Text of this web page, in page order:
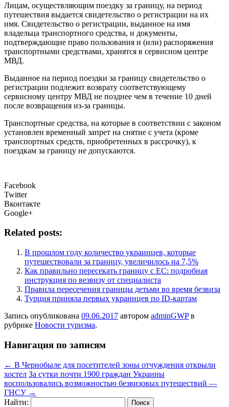
Лицам, осуществляющим поездку за границу, на период
путешествия выдается свидетельство о регистрации на их
имя. Свидетельство о регистрации, выданное на имя
владельца транспортного средства, и документы,
подтверждающие право пользования и (или) распоряжения
транспортными средствами, хранятся в сервисном центре
МВД.
Выданное на период поездки за границу свидетельство о
регистрации подлежит возврату соответствующему
сервисному центру МВД не позднее чем в течение 10 дней
после возвращения из-за границы.
Транспортные средства, на которые в соответствии с законом
установлен временный запрет на снятие с учета (кроме
транспортных средств, приобретенных в рассрочку), к
поездкам за границу не допускаются.
Facebook
Twitter
Вконтакте
Google+
Related posts:
В прошлом году количество украинцев, которые
путешествовали за границу, увеличилось на 7,5%
Как правильно пересекать границу с ЕС: подробная
инструкция по везвизу от специалиста
Правила пересечения границы детьми во время безвиза
Турция приняла первых украинцев по ID-картам
Запись опубликована 09.06.2017 автором adminGWPв
рубрике Новости туризма.
Навигация по записям
← В Чернобыле для посетителей зоны отчуждения открыли
хостел За сутки почти 1900 граждан Украины
воспользовались возможностью безвизовых путешествий —
ГНСУ →
Найти: